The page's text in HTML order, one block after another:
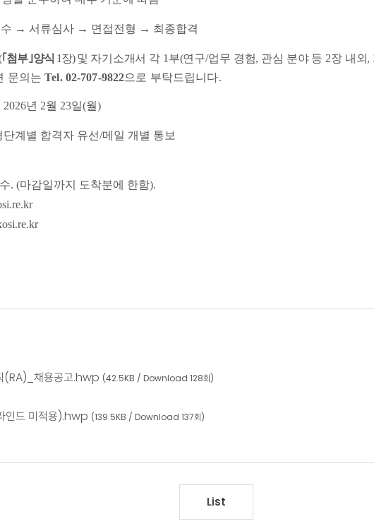
→ 서류심사 → 면접전형 → 최종합격
｢ 첨부｣양식 1장)및 자기소개서 각 1 부(연구/업무 경험, 관심 분야 등 2장 내외 ,
문의는Tel. 02-707-9822으로 부탁드립니다.
2026년 2월 23일(월)
단계별 합격자 유선/메일 개별 통보
. (마감일까지 도착분에 한함).
(RA)_채용공고.hwp (42.5KB / Download 128회)
인드 미적용).hwp (139.5KB / Download 137회)
List